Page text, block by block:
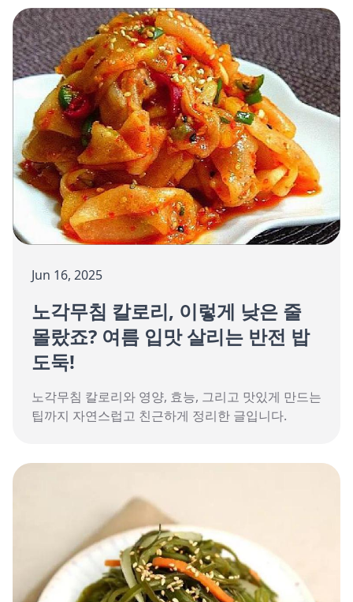
Jun 16, 2025
노각무침 칼로리, 이렇게 낮은 줄
몰랐죠? 여름 입맛 살리는 반전 밥
도둑!
노각무침 칼로리와 영양, 효능, 그리고 맛있게 만드는
팁까지 자연스럽고 친근하게 정리한 글입니다.